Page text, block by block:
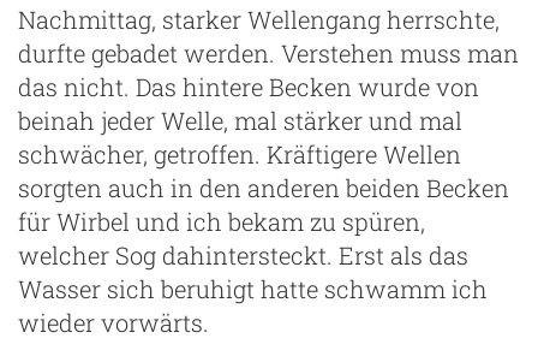
Nachmittag, starker Wellengang herrschte,
durfte gebadet werden. Verstehen muss man
das nicht. Das hintere Becken wurde von
beinah jeder Welle, mal stärker und mal
schwächer, getroffen. Kräftigere Wellen
sorgten auch in den anderen beiden Becken
für Wirbel und ich bekam zu spüren,
welcher Sog dahintersteckt. Erst als das
Wasser sich beruhigt hatte schwamm ich
wieder vorwärts.